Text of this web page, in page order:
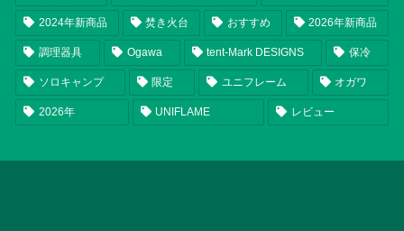
2024年新商品 焚き火台 おすすめ 2026年新商品
調理器具 Ogawa tent-Mark DESIGNS 保冷
ソロキャンプ 限定 ユニフレーム オガワ
2026年 UNIFLAME レビュー